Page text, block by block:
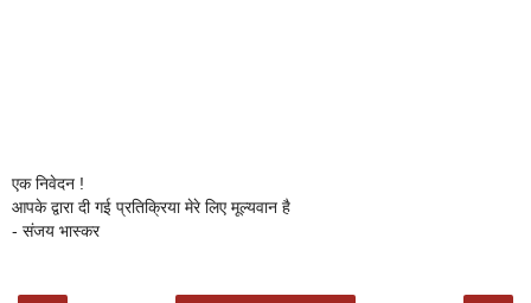
एक निवेदन !
आपके द्वारा दी गई प्रतिक्रिया मेरे लिए मूल्यवान है
- संजय भास्कर